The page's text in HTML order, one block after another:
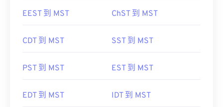
EEST 到 MST ChST 到 MST
CDT 到 MST SST 到 MST
PST 到 MST EST 到 MST
EDT 到 MST IDT 到 MST